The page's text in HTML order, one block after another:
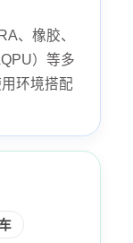
、橡胶、
）等多
环境搭配